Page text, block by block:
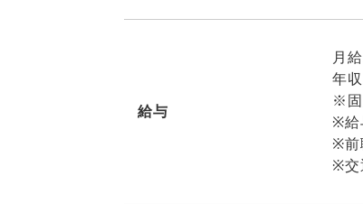
給与
月
年
※固
※給
※前
※交